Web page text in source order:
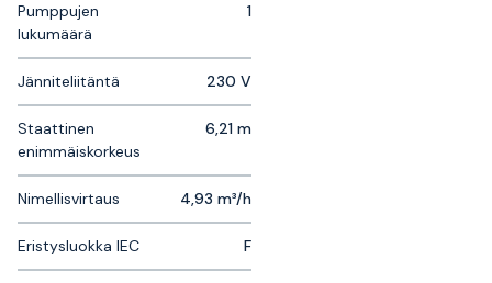
Pumppujen
lukumäärä
1
Jänniteliitäntä 230 V
Staattinen
enimmäiskorkeus
6,21 m
Nimellisvirtaus 4,93 m³/h
Eristysluokka IEC F